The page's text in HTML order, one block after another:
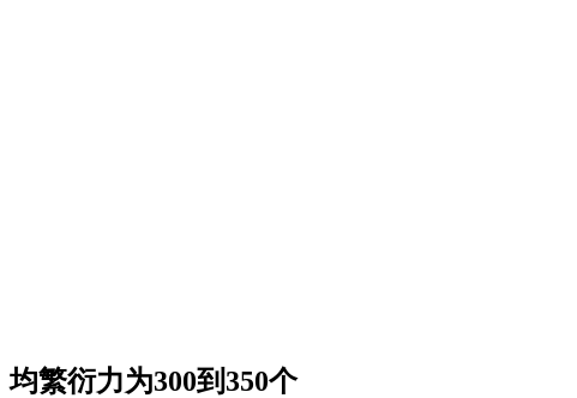
均繁衍力为300到350个